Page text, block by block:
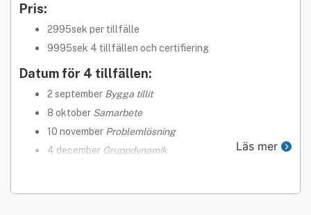
Pris:
2995sek per tillfälle
9995sek 4 tillfällen och certifiering
Datum för 4 tillfällen:
2 september Bygga tillit
8 oktober Samarbete
10 november Problemlösning
4 december Gruppdynamik Läs mer